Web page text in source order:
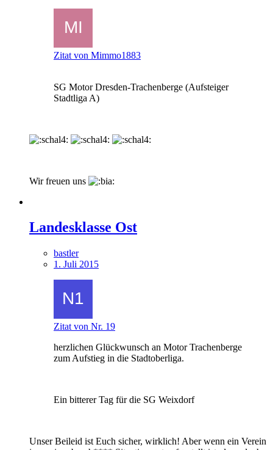
Zitat von Mimmo1883
SG Motor Dresden-Trachenberge (Aufsteiger
Stadtliga A)
Wir freuen uns
Landesklasse Ost
bastler
1. Juli 2015
Zitat von Nr. 19
herzlichen Glückwunsch an Motor Trachenberge
zum Aufstieg in die Stadtoberliga.
Ein bitterer Tag für die SG Weixdorf
Unser Beileid ist Euch sicher, wirklich! Aber wenn ein Verein